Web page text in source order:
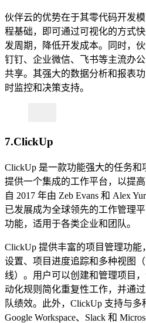
伙伴云的优势在于其零代码开发
程基础，即可通过可视化的方式
发周期，降低开发成本。同时，
钉钉、企业微信、飞书等主流办
共享。其强大的数据分析和报表
时监控和决策支持。
7.ClickUp
ClickUp 是一款功能强大的任务和
提供一个集成的工作平台，以提
自 2017 年由 Zeb Evans 和 Alex
已发展成为全球领先的工作管理
功能，适用于各类企业和团队。
ClickUp 提供丰富的项目管理功能
设置、项目进度追踪和多种视图
线）。用户可以创建和管理项目
动化规则简化重复性工作，并通
队绩效。此外，ClickUp 支持与多
Google Workspace、Slack 和